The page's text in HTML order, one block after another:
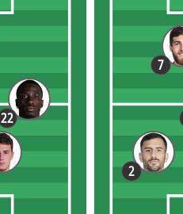
22
2
7